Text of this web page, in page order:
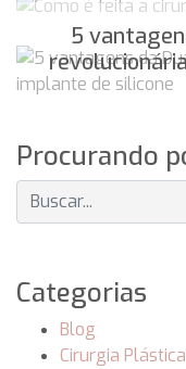
5
Procurando
Categorias
Blog
Cirurgia Plástica